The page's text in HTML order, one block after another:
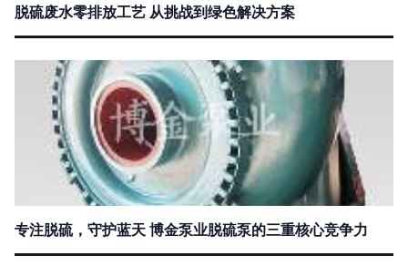
脱硫废水零排放工艺 从挑战到绿色解决方案
专注脱硫，守护蓝天 博金泵业脱硫泵的三重核心竞争力